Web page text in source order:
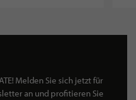
Melden Sie sich jetzt für
an und profitieren Sie